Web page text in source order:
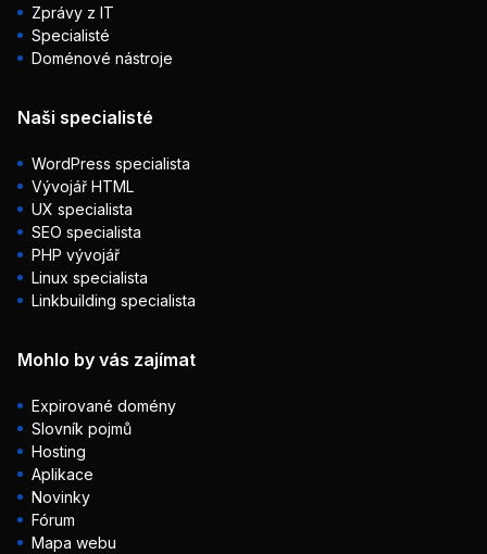
Zprávy z IT
Specialisté
Doménové nástroje
Naši specialisté
WordPress specialista
Vývojář HTML
UX specialista
SEO specialista
PHP vývojář
Linux specialista
Linkbuilding specialista
Mohlo by vás zajímat
Expirované domény
Slovník pojmů
Hosting
Aplikace
Novinky
Fórum
Mapa webu